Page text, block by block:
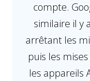
compte.
similaire il y
arrêtant les
puis les
les appareils